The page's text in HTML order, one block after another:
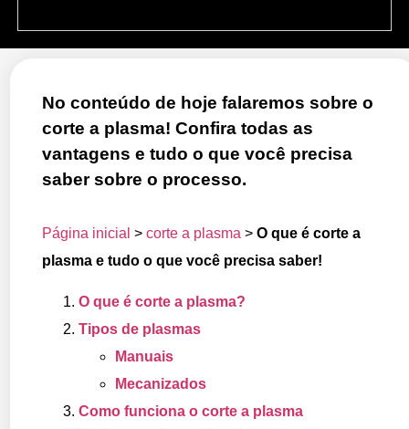
No conteúdo de hoje falaremos sobre o
corte a plasma! Confira todas as
vantagens e tudo o que você precisa
saber sobre o processo.
Página inicial > corte a plasma > O que é corte a
plasma e tudo o que você precisa saber!
O que é corte a plasma?
Tipos de plasmas
Manuais
Mecanizados
Como funciona o corte a plasma